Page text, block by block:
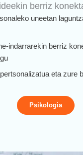
berriz
uneetan
indarrarekin berriz
eta zure
Psikologia